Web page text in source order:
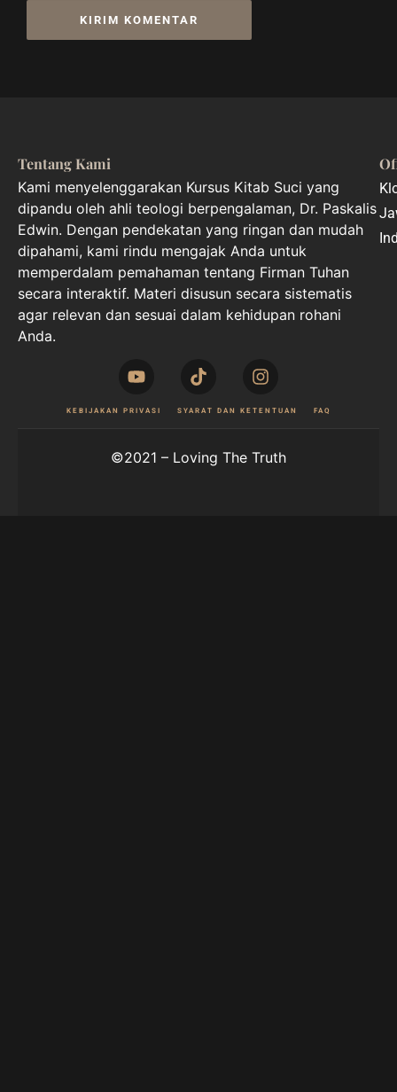
Tentang Kami
Kami menyelenggarakan Kursus Kitab Suci yang
dipandu oleh ahli teologi berpengalaman, Dr. Paskalis
Edwin. Dengan pendekatan yang ringan dan mudah
dipahami, kami rindu mengajak Anda untuk
memperdalam pemahaman tentang Firman Tuhan
secara interaktif. Materi disusun secara sistematis
agar relevan dan sesuai dalam kehidupan rohani
Anda.
KEBIJAKAN PRIVASI SYARAT DAN KETENTUAN FAQ
©2021 – Loving The Truth